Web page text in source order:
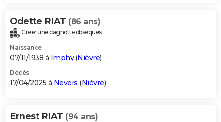
Odette RIAT (86 ans)
Créer une cagnotte obsèques
Naissance
07/11/1938 à Imphy(Nièvre)
Décès
17/04/2025 à Nevers (Nièvre)
Ernest RIAT (94 ans)